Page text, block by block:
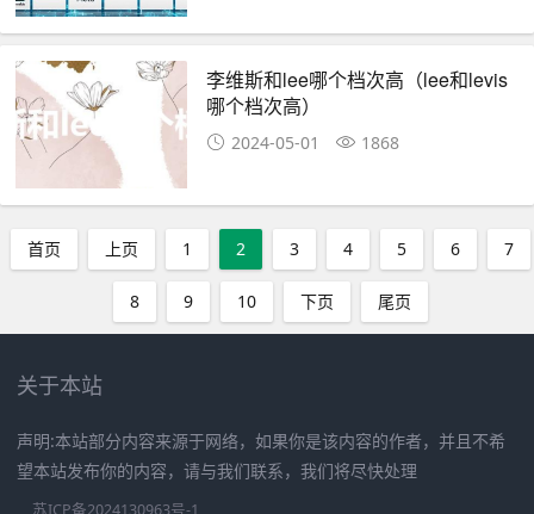
李维斯和lee哪个档次高（lee和levis
哪个档次高）
2024-05-01 1868
首页 上页 1 2 3 4 5 6 7
8 9 10 下页 尾页
关于本站
声明:本站部分内容来源于网络，如果你是该内容的作者，并且不希
望本站发布你的内容，请与我们联系，我们将尽快处理
苏ICP备2024130963号-1